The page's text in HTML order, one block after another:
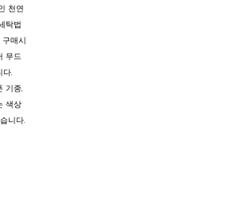
천연
탁법
매시
무드
다.
기종,
색상
니다.